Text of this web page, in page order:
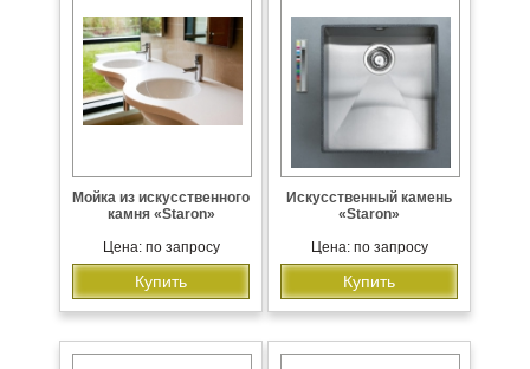
Мойка из искусственного
камня «Staron»
Цена: по запросу
Купить
Искусственный камень
«Staron»
Цена: по запросу
Купить